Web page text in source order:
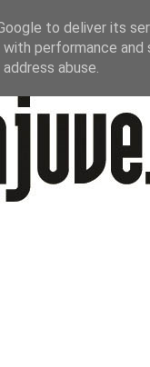
to deliver its
with performance
abuse.